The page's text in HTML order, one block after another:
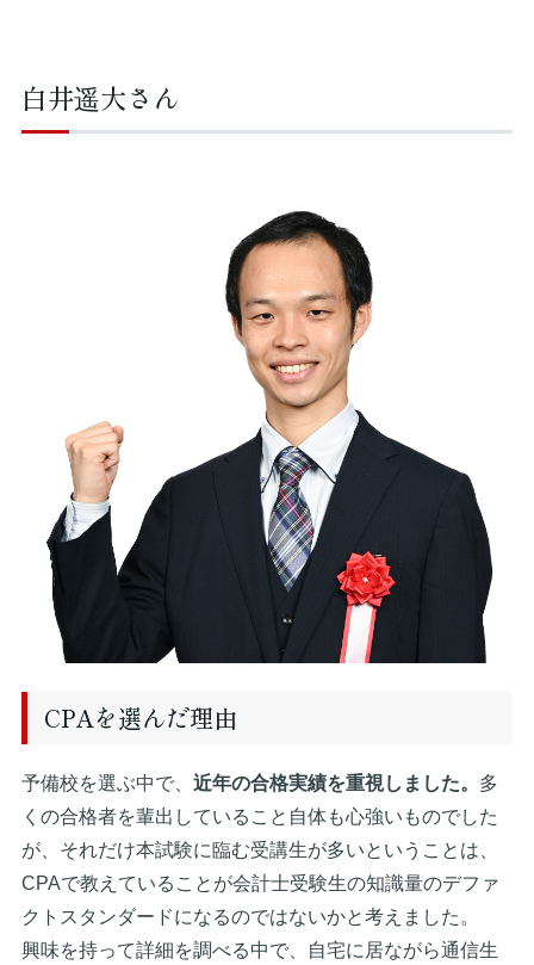
白井遥大さん
CPAを選んだ理由
予備校を選ぶ中で、 近年の合格実績を重視しました。 多
くの合格者を輩出していること自体も心強いものでした
が、それだけ本試験に臨む受講生が多いということは、
CPAで教えていることが会計士受験生の知識量のデファ
クトスタンダードになるのではないかと考えました。
興味を持って詳細を調べる中で、自宅に居ながら通信生